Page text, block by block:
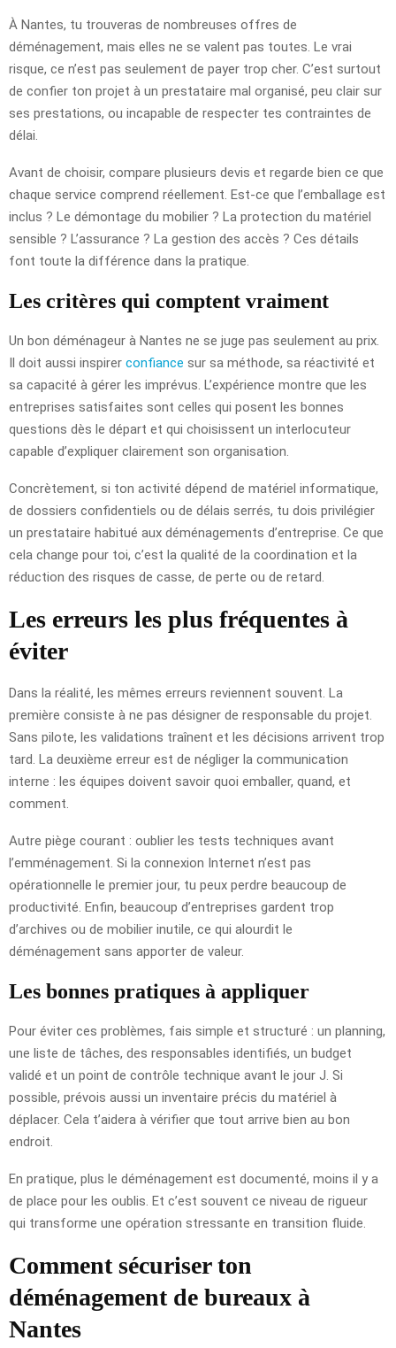
À Nantes, tu trouveras de nombreuses offres de
déménagement, mais elles ne se valent pas toutes. Le vrai
risque, ce n’est pas seulement de payer trop cher. C’est surtout
de confier ton projet à un prestataire mal organisé, peu clair sur
ses prestations, ou incapable de respecter tes contraintes de
délai.
Avant de choisir, compare plusieurs devis et regarde bien ce que
chaque service comprend réellement. Est-ce que l’emballage est
inclus ? Le démontage du mobilier ? La protection du matériel
sensible ? L’assurance ? La gestion des accès ? Ces détails
font toute la différence dans la pratique.
Les critères qui comptent vraiment
Un bon déménageur à Nantes ne se juge pas seulement au prix.
Il doit aussi inspirer confiance sur sa méthode, sa réactivité et
sa capacité à gérer les imprévus. L’expérience montre que les
entreprises satisfaites sont celles qui posent les bonnes
questions dès le départ et qui choisissent un interlocuteur
capable d’expliquer clairement son organisation.
Concrètement, si ton activité dépend de matériel informatique,
de dossiers confidentiels ou de délais serrés, tu dois privilégier
un prestataire habitué aux déménagements d’entreprise. Ce que
cela change pour toi, c’est la qualité de la coordination et la
réduction des risques de casse, de perte ou de retard.
Les erreurs les plus fréquentes à
éviter
Dans la réalité, les mêmes erreurs reviennent souvent. La
première consiste à ne pas désigner de responsable du projet.
Sans pilote, les validations traînent et les décisions arrivent trop
tard. La deuxième erreur est de négliger la communication
interne : les équipes doivent savoir quoi emballer, quand, et
comment.
Autre piège courant : oublier les tests techniques avant
l’emménagement. Si la connexion Internet n’est pas
opérationnelle le premier jour, tu peux perdre beaucoup de
productivité. Enfin, beaucoup d’entreprises gardent trop
d’archives ou de mobilier inutile, ce qui alourdit le
déménagement sans apporter de valeur.
Les bonnes pratiques à appliquer
Pour éviter ces problèmes, fais simple et structuré : un planning,
une liste de tâches, des responsables identifiés, un budget
validé et un point de contrôle technique avant le jour J. Si
possible, prévois aussi un inventaire précis du matériel à
déplacer. Cela t’aidera à vérifier que tout arrive bien au bon
endroit.
En pratique, plus le déménagement est documenté, moins il y a
de place pour les oublis. Et c’est souvent ce niveau de rigueur
qui transforme une opération stressante en transition fluide.
Comment sécuriser ton
déménagement de bureaux à
Nantes